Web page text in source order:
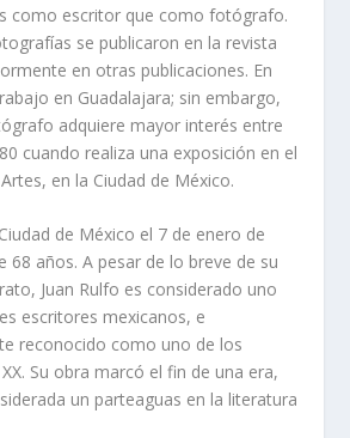
como escritor que como fotógrafo.
se publicaron en la revista
en otras publicaciones. En
en Guadalajara; sin embargo,
adquiere mayor interés entre
cuando realiza una exposición en el
en la Ciudad de México.
de México el 7 de enero de
68 años. A pesar de lo breve de su
Juan Rulfo es considerado uno
escritores mexicanos, e
reconocido como uno de los
Su obra marcó el fin de una era,
un parteaguas en la literatura